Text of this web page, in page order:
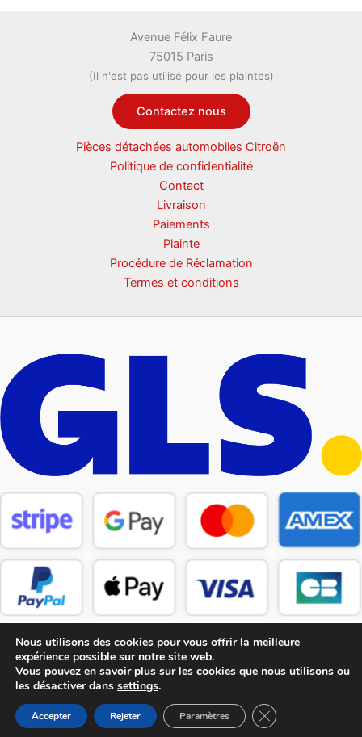
Avenue Félix Faure
75015 Paris
(Il n'est pas utilisé pour les plaintes)
Contactez nous
Pièces détachées automobiles Citroën
Politique de confidentialité
Contact
Livraison
Paiements
Plainte
Procédure de Réclamation
Termes et conditions
Nous utilisons des cookies pour vous offrir la meilleure
expérience possible sur notre site web.
Vous pouvez en savoir plus sur les cookies que nous utilisons ou
les désactiver dans settings.
Accepter Rejeter Paramètres Fermer la bannière